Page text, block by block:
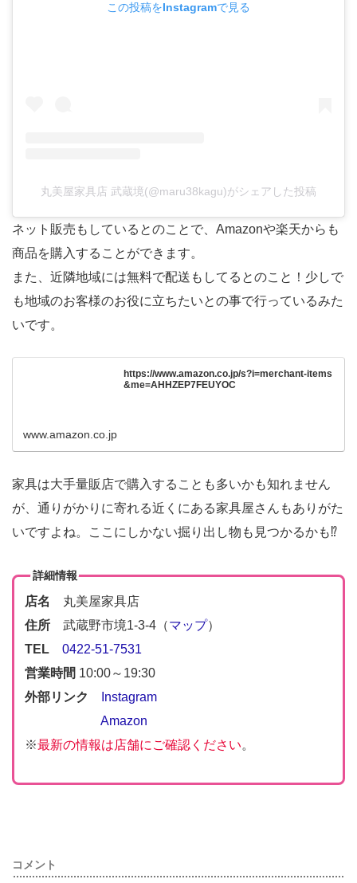
この投稿をInstagramで見る
丸美屋家具店 武蔵境(@maru38kagu)がシェアした投稿
ネット販売もしているとのことで、Amazonや楽天からも
商品を購入することができます。
また、近隣地域には無料で配送もしてるとのこと！少しで
も地域のお客様のお役に立ちたいとの事で行っているみた
いです。
https://www.amazon.co.jp/s?i=merchant-items
&me=AHHZEP7FEUYOC
www.amazon.co.jp
家具は大手量販店で購入することも多いかも知れません
が、通りがかりに寄れる近くにある家具屋さんもありがた
いですよね。ここにしかない掘り出し物も見つかるかも⁉︎
詳細情報
店名
丸美屋家具店
住所武蔵野市境1-3-4（マップ）
TEL
0422-51-7531
営業時間 10:00～19:30
外部リンク
Instagram
Amazon
※最新の情報は店舗にご確認ください。
コメント